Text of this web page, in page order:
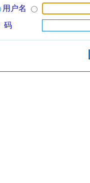
用户名
码